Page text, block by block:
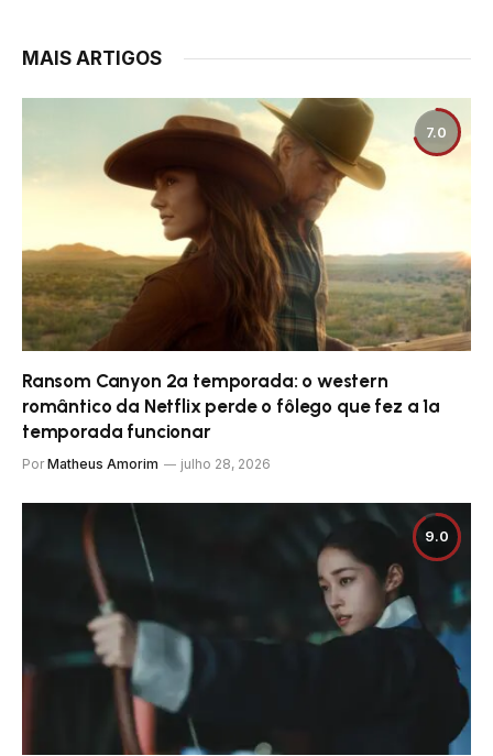
MAIS ARTIGOS
7.0
Ransom Canyon 2ª temporada: o western
romântico da Netflix perde o fôlego que fez a 1ª
temporada funcionar
Por Matheus Amorim julho 28, 2026
9.0